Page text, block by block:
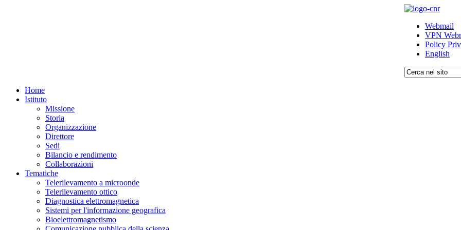
Webmail
VPN
Policy
English
Home
Istituto
Missione
Storia
Organizzazione
Direttore
Sedi
Bilancio e rendimento
Collaborazioni
Tematiche
Telerilevamento a microonde
Telerilevamento ottico
Diagnostica elettromagnetica
Sistemi per l'informazione geografica
Bioelettromagnetismo